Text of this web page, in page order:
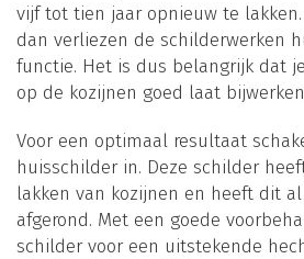
vijf tot tien jaar opnieuw te
dan verliezen de schilderwerken
functie. Het is dus belangrijk dat
op de kozijnen goed laat
Voor een optimaal resultaat
huisschilder in. Deze schilder
lakken van kozijnen en heeft dit
afgerond. Met een goede
schilder voor een uitstekende